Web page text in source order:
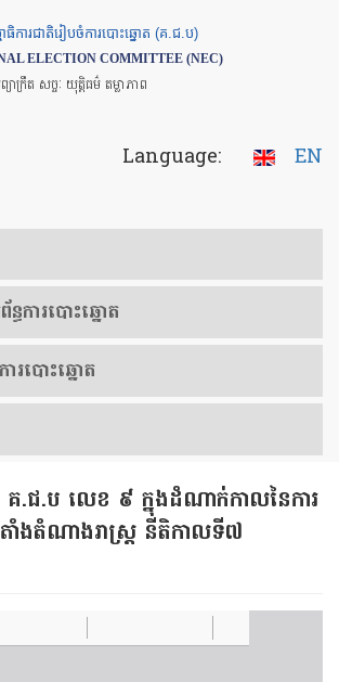
ធិការជាតិរៀបចំការបោះឆ្នោត (គ.ជ.ប)
ELECTION COMMITTEE (NEC)
យាក្រឹត សច្ចៈ យុត្តិធម៌ តម្លាភាព
Language: EN
ធ​ការ​បោះឆ្នោត
ារ​បោះឆ្នោត
គ.ជ.ប លេខ ៩ ក្នុងដំណាក់កាលនៃការ
ាំងតំណាងរាស្ត្រ នីតិកាលទី៧